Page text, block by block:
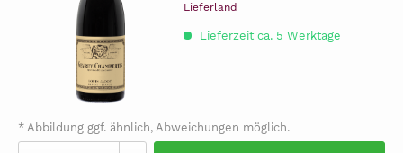
Lieferland
Lieferzeit ca. 5 Werktage
* Abbildung ggf. ähnlich, Abweichungen möglich.